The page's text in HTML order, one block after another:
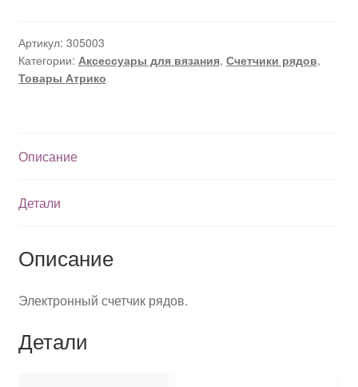
Артикул: 305003
Категории: Аксессуары для вязания, Счетчики рядов,
Товары Атрико
Описание
Детали
Описание
Электронный счетчик рядов.
Детали